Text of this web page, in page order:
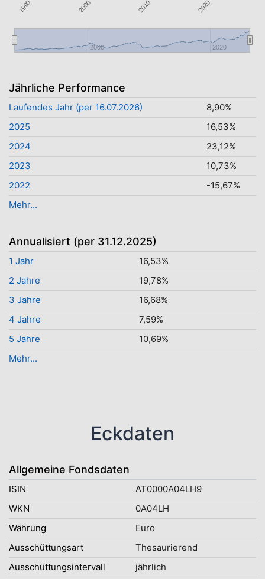
1990 2000 2010 2020
2000 2020
Jährliche Performance
Laufendes Jahr (per 16.07.2026)
8,90%
2025
16,53%
2024
23,12%
2023
10,73%
2022
-15,67%
Mehr...
Annualisiert (per 31.12.2025)
1 Jahr
16,53%
2 Jahre
19,78%
3 Jahre
16,68%
4 Jahre
7,59%
5 Jahre
10,69%
Mehr...
Eckdaten
Allgemeine Fondsdaten
ISIN
AT0000A04LH9
WKN
0A04LH
Währung
Euro
Ausschüttungsart
Thesaurierend
Ausschüttungsintervall
jährlich